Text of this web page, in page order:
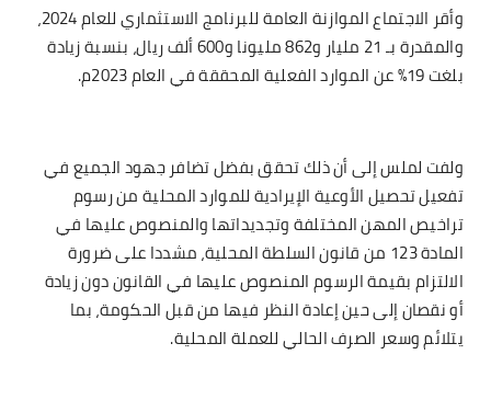
وأقر الاجتماع الموازنة العامة للبرنامج الاستثماري للعام 2024،
والمقدرة بـ 21 مليار و862 مليونا و600 ألف ريال، بنسبة زيادة
بلغت 19% عن الموارد الفعلية المحققة في العام 2023م.
ولفت لملس إلى أن ذلك تحقق بفضل تضافر جهود الجميع في
تفعيل تحصيل الأوعية الإيرادية للموارد المحلية من رسوم
تراخيص المهن المختلفة وتجديداتها والمنصوص عليها في
المادة 123 من قانون السلطة المحلية، مشددا على ضرورة
الالتزام بقيمة الرسوم المنصوص عليها في القانون دون زيادة
أو نقصان إلى حين إعادة النظر فيها من قبل الحكومة، بما
يتلائم وسعر الصرف الحالي للعملة المحلية.